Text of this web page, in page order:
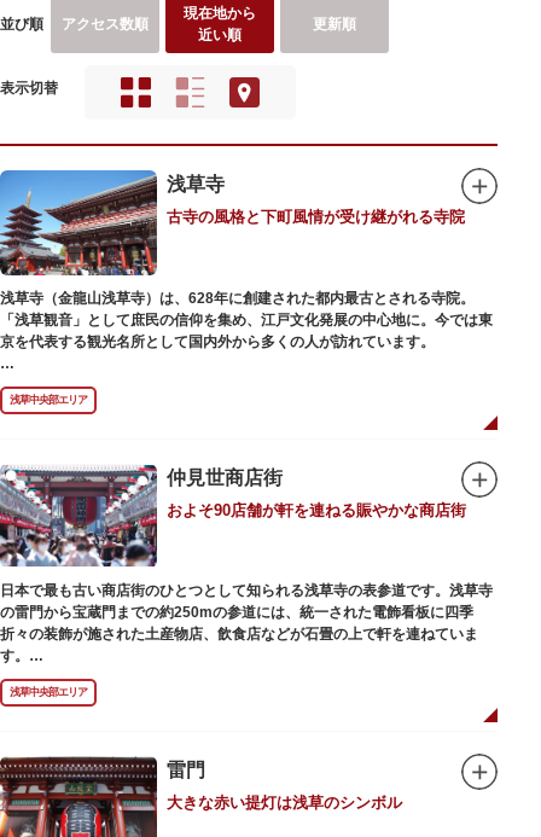
並び順 アクセス数順
現在地から
近い順
更新順
表示切替
浅草寺
古寺の風格と下町風情が受け継がれる寺院
浅草寺（金龍山浅草寺）は、628年に創建された都内最古とされる寺院。
「浅草観音」として庶民の信仰を集め、江戸文化発展の中心地に。今では東
京を代表する観光名所として国内外から多くの人が訪れています。
浅草の象徴とも言える「雷門（風雷神門）」は、高さ3.9mの大提灯と風神雷
神像が安置された浅草寺の総門。本堂前には2体の仁王尊像が並ぶ山門「宝
蔵門」が建ち、参拝客を堂々と迎えてくれます。本堂前には、邪気を払うご
身を清めましょう。「観音堂」とも呼ばれる本堂にはご本尊の聖観世音菩薩
が祀られており、毎日定時に法要が執り行われています。
境内の歴史ある建造物も必見です。ひと際目立つ五重塔、国指定重要文化財
の二天門、浅草名所七福神のひとつ・大黒天が祀られた影向堂（ようごうど
う）など、悠久の時に思いを馳せて見学をお楽しみください。
日没後はライトアップされ、朱塗りの建物がより一層鮮やかに浮かび上がり
ます。昼間は約90店舗が軒を連ねる仲見世のお店も閉まり、シャッターに描
かれた「浅草絵巻」を楽しめるのも夜の醍醐味。撮影スポットやデートスポ
ットにもおすすめです。昼間と比べて人が少なくゆっくり巡れるので、足を
運んでみてはいかがでしょうか。
浅草中央部エリア
仲見世商店街
およそ90店舗が軒を連ねる賑やかな商店街
日本で最も古い商店街のひとつとして知られる浅草寺の表参道です。浅草寺
の雷門から宝蔵門までの約250mの参道には、統一された電飾看板に四季
折々の装飾が施された土産物店、飲食店などが石畳の上で軒を連ねていま
す。
人形焼や手焼きせんべいをはじめ、団子や揚げまんじゅう、雷おこしなどの
銘菓、和傘や扇子など伝統工芸品も並び、歩いているだけで浅草らしさを感
じる場所です。江戸文化を感じる粋な商品の数々は、海外からの観光客にも
ての味を堪能できるのも魅力。下町っ子の威勢の良い売り声が飛び交うな
か、お気に入りのお土産探しをお楽しみください。
浅草中央部エリア
雷門
大きな赤い提灯は浅草のシンボル